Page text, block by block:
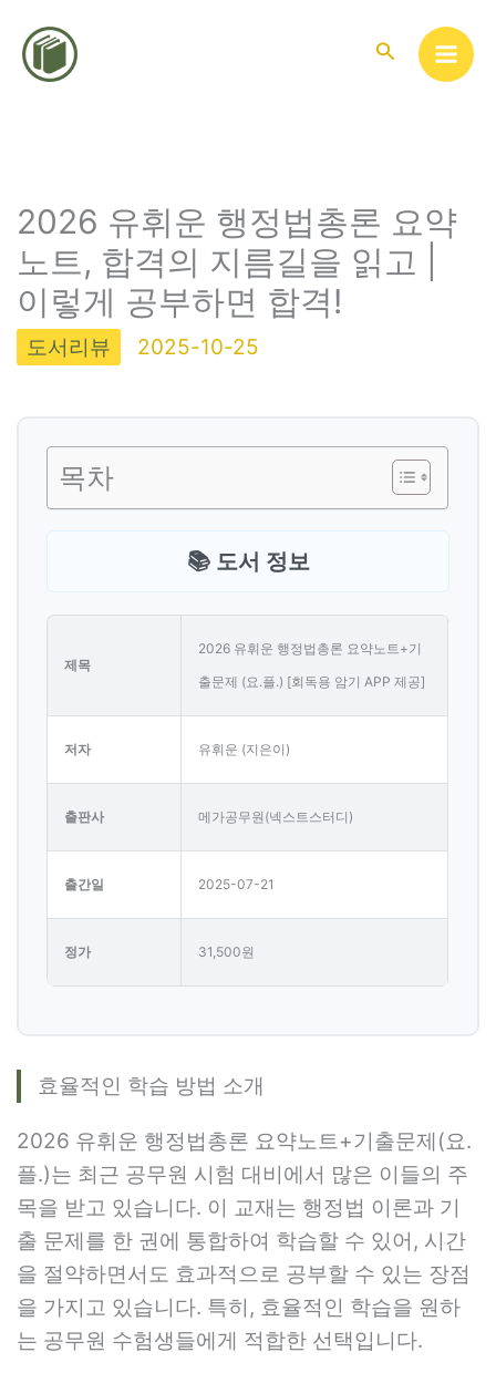
뛰
검
2026 유휘운 행정법총론 요약
노트, 합격의 지름길을 읽고 |
이렇게 공부하면 합격!
도서리뷰 2025-10-25
목차
📚 도서 정보
제목
2026 유휘운 행정법총론 요약노트+기
출문제 (요.플.) [회독용 암기 APP 제공]
저자 유휘운 (지은이)
출판사 메가공무원(넥스트스터디)
출간일 2025-07-21
정가 31,500원
효율적인 학습 방법 소개
2026 유휘운 행정법총론 요약노트+기출문제(요.
플.)는 최근 공무원 시험 대비에서 많은 이들의 주
목을 받고 있습니다. 이 교재는 행정법 이론과 기
출 문제를 한 권에 통합하여 학습할 수 있어, 시간
을 절약하면서도 효과적으로 공부할 수 있는 장점
을 가지고 있습니다. 특히, 효율적인 학습을 원하
는 공무원 수험생들에게 적합한 선택입니다.